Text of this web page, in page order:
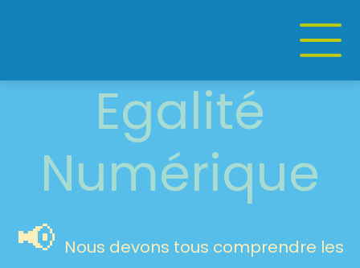
Egalité
Numérique
📢 Nous devons tous comprendre les